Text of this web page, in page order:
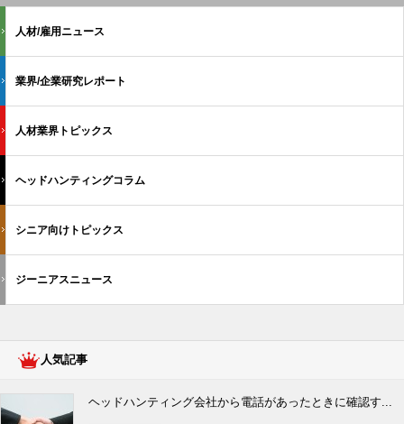
人材/雇用ニュース
業界/企業研究レポート
人材業界トピックス
ヘッドハンティングコラム
シニア向けトピックス
ジーニアスニュース
人気記事
ヘッドハンティング会社から電話があったときに確認す...